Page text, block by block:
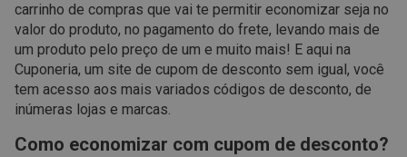
carrinho de compras que vai te permitir economizar seja no
valor do produto, no pagamento do frete, levando mais de
um produto pelo preço de um e muito mais! E aqui na
Cuponeria, um site de cupom de desconto sem igual, você
tem acesso aos mais variados códigos de desconto, de
inúmeras lojas e marcas.
Como economizar com cupom de desconto?